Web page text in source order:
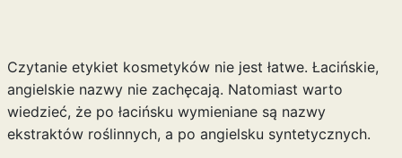
Czytanie etykiet kosmetyków nie jest łatwe. Łacińskie,
angielskie nazwy nie zachęcają. Natomiast warto
wiedzieć, że po łacińsku wymieniane są nazwy
ekstraktów roślinnych, a po angielsku syntetycznych.